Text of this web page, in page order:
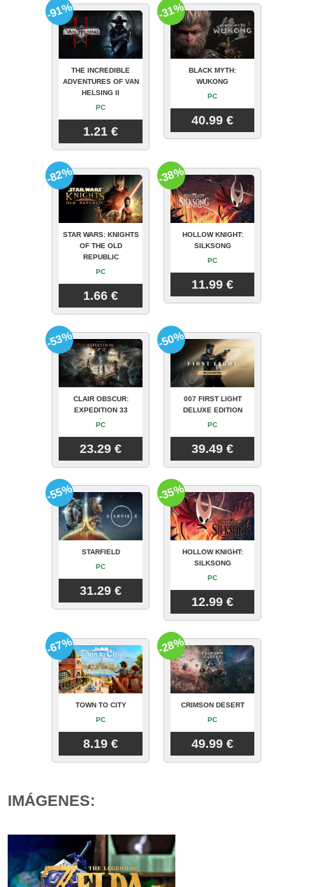
THE INCREDIBLE
ADVENTURES OF VAN
HELSING II
PC
1.21 €
-91%
BLACK MYTH:
WUKONG
PC
40.99 €
-31%
STAR WARS: KNIGHTS
OF THE OLD
REPUBLIC
PC
1.66 €
-82%
HOLLOW KNIGHT:
SILKSONG
PC
11.99 €
-38%
CLAIR OBSCUR:
EXPEDITION 33
PC
23.29 €
-53%
007 FIRST LIGHT
DELUXE EDITION
PC
39.49 €
-50%
STARFIELD
PC
31.29 €
-55%
HOLLOW KNIGHT:
SILKSONG
PC
12.99 €
-35%
TOWN TO CITY
PC
8.19 €
-67%
CRIMSON DESERT
PC
49.99 €
-28%
IMÁGENES: